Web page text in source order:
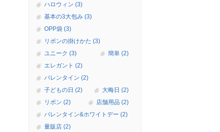
ハロウィン (3)
基本の3大包み (3)
OPP袋 (3)
リボンの掛けかた (3)
ユニーク (3)
簡単 (2)
エレガント (2)
バレンタイン (2)
子どもの日 (2)
大晦日 (2)
リボン (2)
店舗用品 (2)
バレンタイン&ホワイトデー (2)
量販店 (2)